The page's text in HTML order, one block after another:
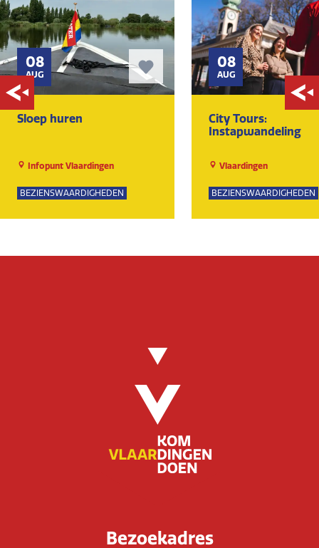
08
AUG
Sloep huren
Infopunt Vlaardingen
BEZIENSWAARDIGHEDEN
08
AUG
City Tours:
Instapwandeling
Vlaardingen
BEZIENSWAARDIGHEDEN
Bezoekadres